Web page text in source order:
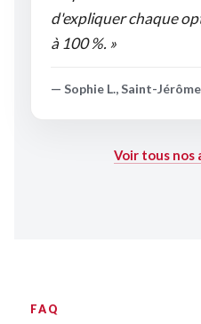
d'expliquer chaque
à 100 %. »
— Sophie L., Saint-
Voir tous nos
FAQ